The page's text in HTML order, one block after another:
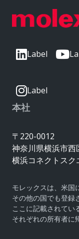
Label
Label
本社
〒220-0012
神奈川県横浜市
横浜コネクトスク
モレックスは、米国
その他の国でも登録
ここに記載されてい
それぞれの所有者